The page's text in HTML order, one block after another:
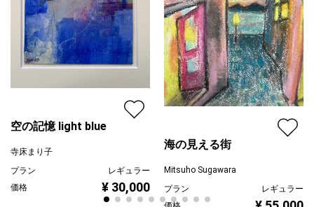
空の記憶 light blue
寺床まり子
プラン
レギュラー
価格
¥ 30,000
海の見える街
Mitsuho Sugawara
プラン
レギュラー